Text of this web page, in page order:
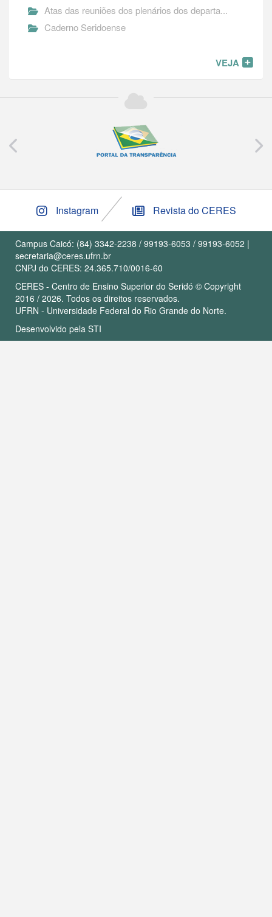
Atas das reuniões dos plenários dos departa...
Caderno Seridoense
VEJA
Instagram Revista do CERES
Campus Caicó: (84) 3342-2238 / 99193-6053 / 99193-6052 |
secretaria@ceres.ufrn.br
CNPJ do CERES: 24.365.710/0016-60
CERES - Centro de Ensino Superior do Seridó © Copyright
2016 / 2026. Todos os direitos reservados.
UFRN - Universidade Federal do Rio Grande do Norte.
Desenvolvido pela STI